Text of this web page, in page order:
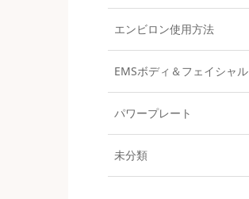
エンビロン使用方法
EMSボディ＆フェイシャル
パワープレート
未分類